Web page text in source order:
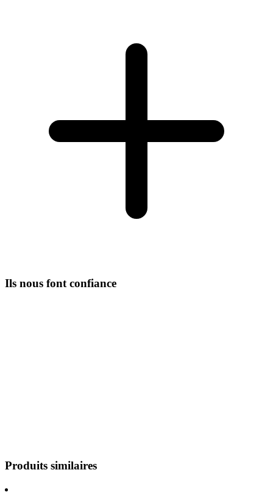
Ils nous font confiance
Produits similaires